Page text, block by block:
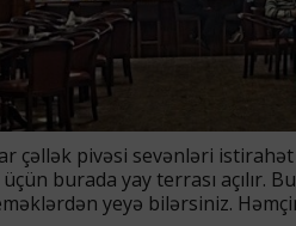
çəllək pivəsi sevənləri
burada yay terrası açılır.
yeyə bilərsiniz.